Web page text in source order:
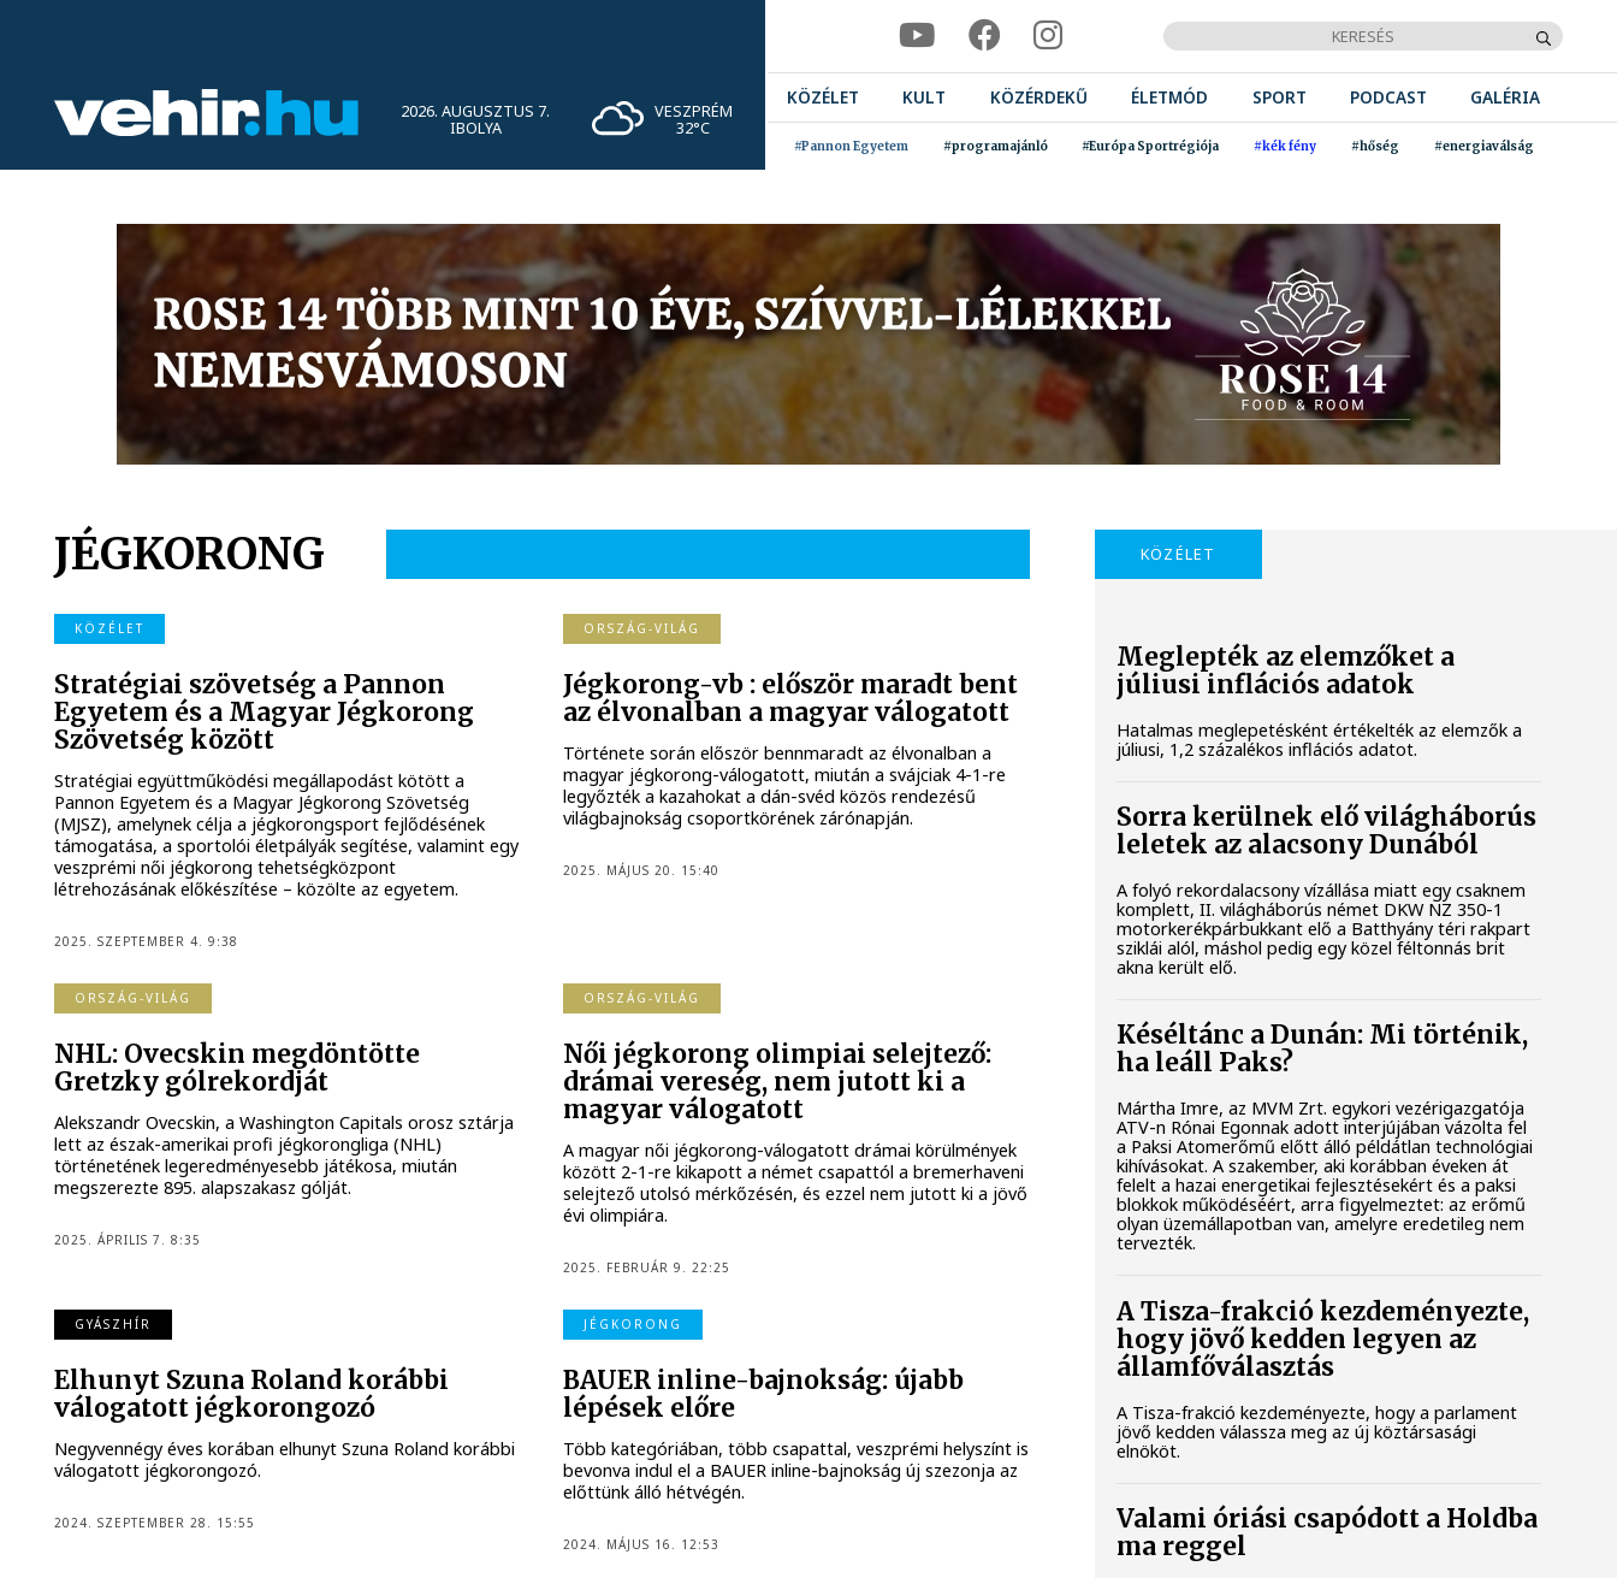
2026. AUGUSZTUS 7.
IBOLYA
VESZPRÉM
32°C
KÖZÉLET KULT KÖZÉRDEKŰ ÉLETMÓD SPORT PODCAST GALÉRIA
#Pannon Egyetem #programajánló #Európa Sportrégiója #kék fény #hőség #energiaválság
JÉGKORONG
KÖZÉLET
Stratégiai szövetség a Pannon
Egyetem és a Magyar Jégkorong
Szövetség között
Stratégiai együttműködési megállapodást kötött a
Pannon Egyetem és a Magyar Jégkorong Szövetség
(MJSZ), amelynek célja a jégkorongsport fejlődésének
támogatása, a sportolói életpályák segítése, valamint egy
veszprémi női jégkorong tehetségközpont
létrehozásának előkészítése – közölte az egyetem.
2025. SZEPTEMBER 4. 9:38
ORSZÁG-VILÁG
Jégkorong-vb : először maradt bent
az élvonalban a magyar válogatott
Története során először bennmaradt az élvonalban a
magyar jégkorong-válogatott, miután a svájciak 4-1-re
legyőzték a kazahokat a dán-svéd közös rendezésű
világbajnokság csoportkörének zárónapján.
2025. MÁJUS 20. 15:40
ORSZÁG-VILÁG
NHL: Ovecskin megdöntötte
Gretzky gólrekordját
Alekszandr Ovecskin, a Washington Capitals orosz sztárja
lett az észak-amerikai profi jégkorongliga (NHL)
történetének legeredményesebb játékosa, miután
megszerezte 895. alapszakasz gólját.
2025. ÁPRILIS 7. 8:35
ORSZÁG-VILÁG
Női jégkorong olimpiai selejtező:
drámai vereség, nem jutott ki a
magyar válogatott
A magyar női jégkorong-válogatott drámai körülmények
között 2-1-re kikapott a német csapattól a bremerhaveni
selejtező utolsó mérkőzésén, és ezzel nem jutott ki a jövő
évi olimpiára.
2025. FEBRUÁR 9. 22:25
GYÁSZHÍR
Elhunyt Szuna Roland korábbi
válogatott jégkorongozó
Negyvennégy éves korában elhunyt Szuna Roland korábbi
válogatott jégkorongozó.
2024. SZEPTEMBER 28. 15:55
JÉGKORONG
BAUER inline-bajnokság: újabb
lépések előre
Több kategóriában, több csapattal, veszprémi helyszínt is
bevonva indul el a BAUER inline-bajnokság új szezonja az
előttünk álló hétvégén.
2024. MÁJUS 16. 12:53
KÖZÉLET
Meglepték az elemzőket a
júliusi inflációs adatok
Hatalmas meglepetésként értékelték az elemzők a
júliusi, 1,2 százalékos inflációs adatot.
Sorra kerülnek elő világháborús
leletek az alacsony Dunából
A folyó rekordalacsony vízállása miatt egy csaknem
komplett, II. világháborús német DKW NZ 350-1
motorkerékpárbukkant elő a Batthyány téri rakpart
sziklái alól, máshol pedig egy közel féltonnás brit
akna került elő.
Késéltánc a Dunán: Mi történik,
ha leáll Paks?
Mártha Imre, az MVM Zrt. egykori vezérigazgatója
ATV-n Rónai Egonnak adott interjújában vázolta fel
a Paksi Atomerőmű előtt álló példátlan technológiai
kihívásokat. A szakember, aki korábban éveken át
felelt a hazai energetikai fejlesztésekért és a paksi
blokkok működéséért, arra figyelmeztet: az erőmű
olyan üzemállapotban van, amelyre eredetileg nem
tervezték.
A Tisza-frakció kezdeményezte,
hogy jövő kedden legyen az
államfőválasztás
A Tisza-frakció kezdeményezte, hogy a parlament
jövő kedden válassza meg az új köztársasági
elnököt.
Valami óriási csapódott a Holdba
ma reggel